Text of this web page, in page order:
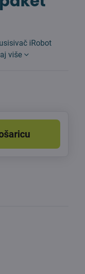
iRobot
više